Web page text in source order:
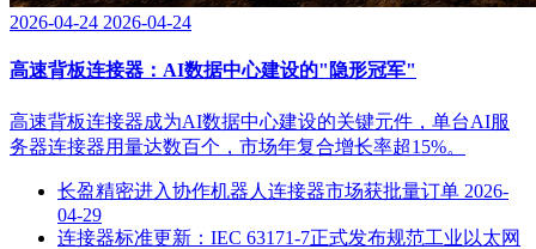
2026-04-24 2026-04-24
高速背板连接器：AI数据中心建设的"隐形冠军"
高速背板连接器成为AI数据中心建设的关键元件，单台AI服
务器连接器用量达数百个，市场年复合增长率超15%。
长盈精密进入协作机器人连接器市场获批量订单 2026-
04-29
连接器标准更新：IEC 63171-7正式发布规范工业以太网